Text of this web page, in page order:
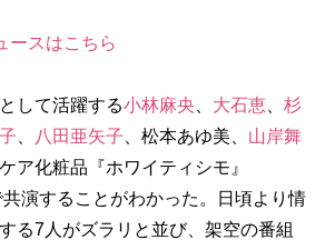
ースはこちら
して活躍する小林麻央 大石恵、 杉
八田亜矢子 、松本あゆ美、 山岸舞
ア化粧品『ホワイティシモ』
共演することがわかった。日頃より情
る7人がズラリと並び、架空の番組